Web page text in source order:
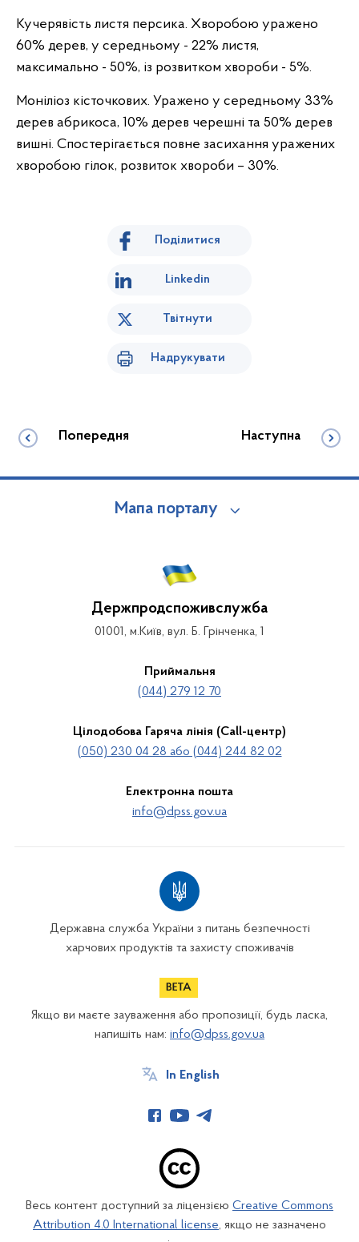
Кучерявість листя персика. Хворобою уражено
60% дерев, у середньому - 22% листя,
максимально - 50%, із розвитком хвороби - 5%.
Моніліоз кісточкових. Уражено у середньому 33%
дерев абрикоса, 10% дерев черешні та 50% дерев
вишні. Спостерігається повне засихання уражених
хворобою гілок, розвиток хвороби – 30%.
Поділитися
Linkedin
Твітнути
Надрукувати
Попередня Наступна
Мапа порталу
Держпродспоживслужба
01001, м.Київ, вул. Б. Грінченка, 1
Приймальня
(044) 279 12 70
Цілодобова Гаряча лінія (Call-центр)
(050) 230 04 28 або (044) 244 82 02
Електронна пошта
info@dpss.gov.ua
Державна служба України з питань безпечності
харчових продуктів та захисту споживачів
Якщо ви маєте зауваження або пропозиції, будь ласка,
напишіть нам: info@dpss.gov.ua
In English
Весь контент доступний за ліцензією Creative Commons
Attribution 4.0 International license, якщо не зазначено